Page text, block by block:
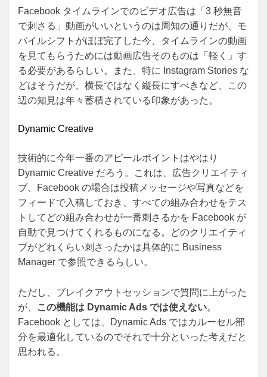
Facebook タイムラインでのビデオ広告は「3 秒無音
で刺さる」動画がいいというのは周知の通りだが、モ
バイルシフトがほぼ完了した今、タイムラインの動画
を見てもらうためには動画広告そのものは「軽く」す
る必要があるらしい。また、特に Instagram Stories な
どはそうだが、横長ではなく縦長にすべきなど、この
辺の知見は年々蓄積されている印象があった。
Dynamic Creative
技術的に今年一番のアピールポイントはやはり
Dynamic Creative だろう。これは、広告クリエイティ
ブ、Facebook の場合は投稿メッセージや写真などを
フィードで入稿しておき、すべての組み合わせをテス
トしてどの組み合わせが一番刺さるかを Facebook が
自動で見つけてくれるものになる。どのクリエイティ
ブがどれくらい刺さったかは具体的に Business
Manager で参照できるらしい。
ただし、ブレイクアウトセッションで質問に上がった
が、
この機能は Dynamic Ads では使えない。
Facebook としては、Dynamic Ads ではカルーセル部
分を最適化しているのでそれで十分といった考えだと
思われる。